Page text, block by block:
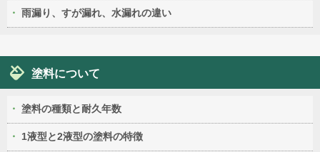
雨漏り、すが漏れ、水漏れの違い
塗料について
塗料の種類と耐久年数
1液型と2液型の塗料の特徴